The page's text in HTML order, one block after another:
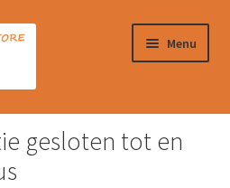
Menu
gesloten tot en